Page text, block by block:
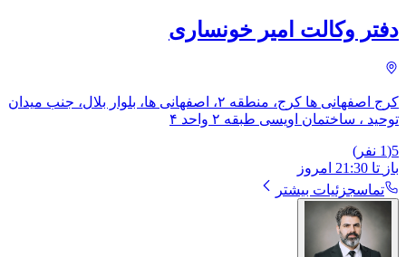
دفتر وکالت امیر خونساری
کرج اصفهانی ها کرج، منطقه ۲، اصفهانی ها، بلوار بلال، ​جنب میدان
توحید ، ساختمان اویسی طبقه ۲ واحد ۴
5
(
1 نفر)
باز تا 21:30 امروز
تماسجزئیات بیشتر